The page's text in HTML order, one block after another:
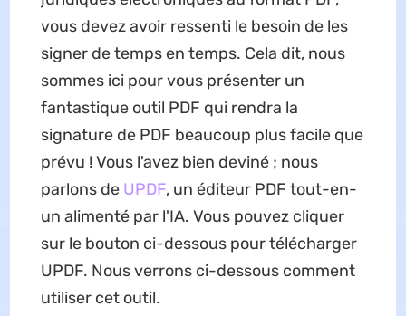
vous devez avoir ressenti le besoin de les
signer de temps en temps. Cela dit, nous
sommes ici pour vous présenter un
fantastique outil PDF qui rendra la
signature de PDF beaucoup plus facile que
prévu ! Vous l'avez bien deviné ; nous
parlons de UPDF, un éditeur PDF tout-en-
un alimenté par l'IA. Vous pouvez cliquer
sur le bouton ci-dessous pour télécharger
UPDF. Nous verrons ci-dessous comment
utiliser cet outil.